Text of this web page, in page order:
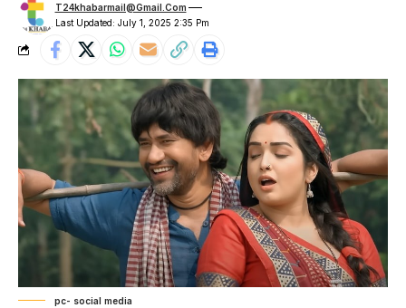
Last Updated: July 1, 2025 2:35 Pm
T24khabarmail@gmail.com
pc- social media